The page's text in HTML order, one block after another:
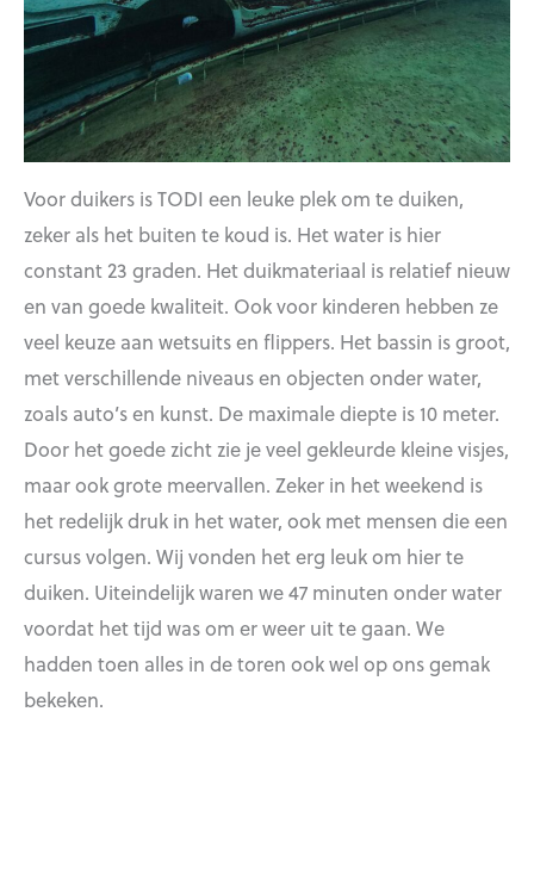
Voor duikers is TODI een leuke plek om te duiken,
zeker als het buiten te koud is. Het water is hier
constant 23 graden. Het duikmateriaal is relatief nieuw
en van goede kwaliteit. Ook voor kinderen hebben ze
veel keuze aan wetsuits en flippers. Het bassin is groot,
met verschillende niveaus en objecten onder water,
zoals auto’s en kunst. De maximale diepte is 10 meter.
Door het goede zicht zie je veel gekleurde kleine visjes,
maar ook grote meervallen. Zeker in het weekend is
het redelijk druk in het water, ook met mensen die een
cursus volgen. Wij vonden het erg leuk om hier te
duiken. Uiteindelijk waren we 47 minuten onder water
voordat het tijd was om er weer uit te gaan. We
hadden toen alles in de toren ook wel op ons gemak
bekeken.